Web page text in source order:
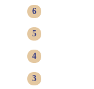
6
5
4
3